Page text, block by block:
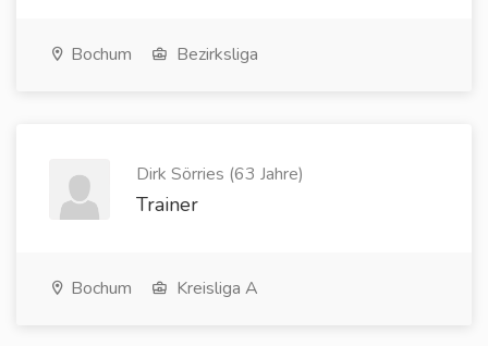
Bochum Bezirksliga
Dirk Sörries (63 Jahre)
Trainer
Bochum Kreisliga A